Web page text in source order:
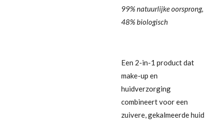
99% natuurlijke oorsprong,
48% biologisch
Een 2-in-1 product dat
make-up en
huidverzorging
combineert voor een
zuivere, gekalmeerde huid